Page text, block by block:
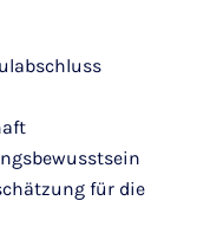
für die